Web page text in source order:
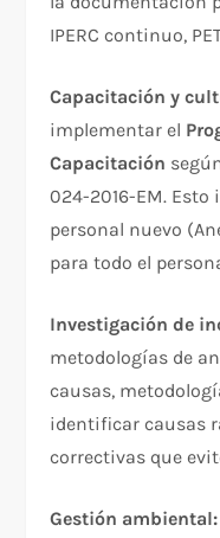
IPERC continuo,
Capacitación y
implementar el
Capacitación
024-2016-EM.
personal nuevo
para todo el
Investigación de
metodologías de
causas,
identificar causas
correctivas que
Gestión ambiental: